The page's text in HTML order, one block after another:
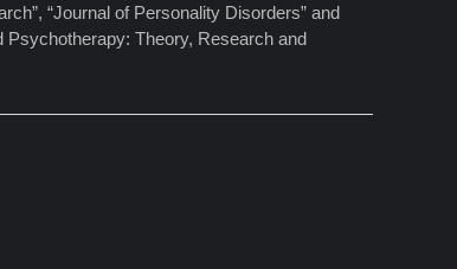
“Journal of Personality Disorders” and
Psychotherapy: Theory, Research and